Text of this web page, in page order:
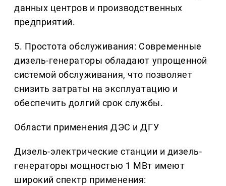
данных центров и производственных
предприятий.
5. Простота обслуживания: Современные
дизель-генераторы обладают упрощенной
системой обслуживания, что позволяет
снизить затраты на эксплуатацию и
обеспечить долгий срок службы.
Области применения ДЭС и ДГУ
Дизель-электрические станции и дизель-
генераторы мощностью 1 МВт имеют
широкий спектр применения: